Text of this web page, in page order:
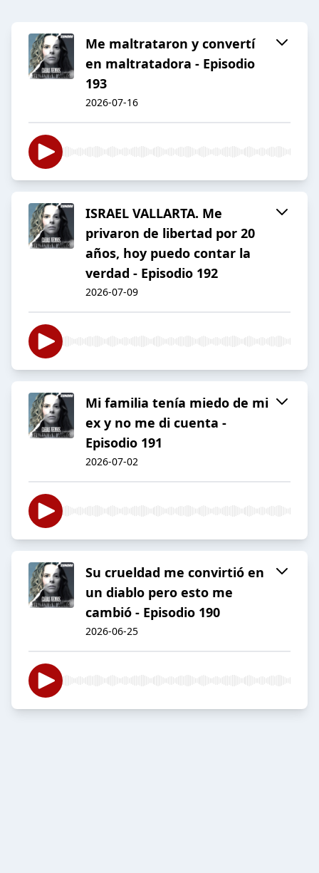
Me maltrataron y convertí
en maltratadora - Episodio
193
2026-07-16
ISRAEL VALLARTA. Me
privaron de libertad por 20
años, hoy puedo contar la
verdad - Episodio 192
2026-07-09
Mi familia tenía miedo de mi
ex y no me di cuenta -
Episodio 191
2026-07-02
Su crueldad me convirtió en
un diablo pero esto me
cambió - Episodio 190
2026-06-25